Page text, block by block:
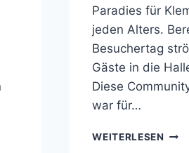
Paradies für
jeden Alters.
Besuchertag
Gäste in die
Diese
war für…
WEITERLESEN